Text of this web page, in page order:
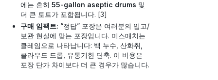
에는 흔히 55-gallon aseptic drums 및
더 큰 토트가 포함됩니다. [3]
구매 임팩트: “정답” 포장은 여러분의 입고/
보관 현실에 맞는 포장입니다. 미스매치는
클레임으로 나타납니다: 백 누수, 산화취,
클라우드 드롭, 유통기한 단축. 이 비용은
포장 단가 차이보다 더 큰 경우가 많습니다.